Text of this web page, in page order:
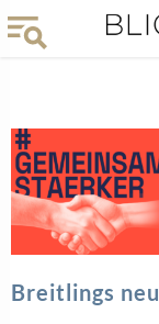
Breitlings